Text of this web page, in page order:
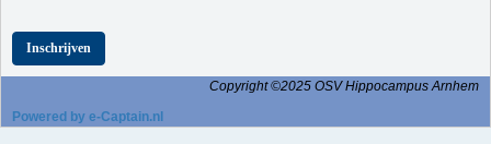
Inschrijven
Copyright ©2025 OSV Hippocampus Arnhem
Powered by e-Captain.nl